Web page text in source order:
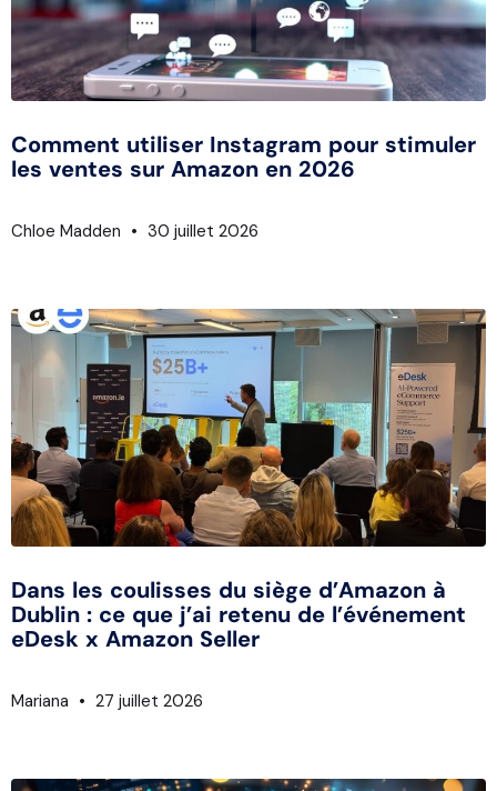
Comment utiliser Instagram pour stimuler
les ventes sur Amazon en 2026
Chloe Madden 30 juillet 2026
Dans les coulisses du siège d’Amazon à
Dublin : ce que j’ai retenu de l’événement
eDesk x Amazon Seller
Mariana 27 juillet 2026